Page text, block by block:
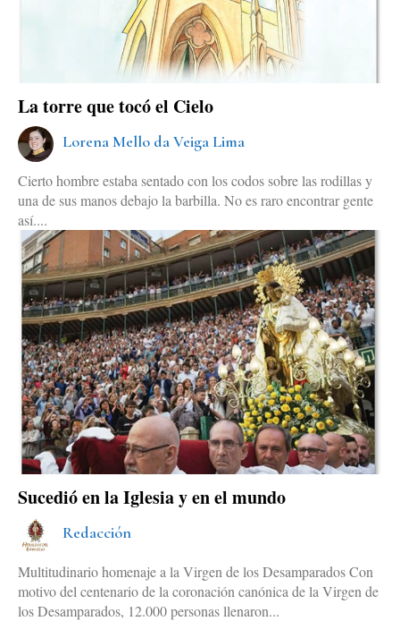
La torre que tocó el Cielo
Lorena Mello da Veiga Lima
Cierto hombre estaba sentado con los codos sobre las rodillas y
una de sus manos debajo la barbilla. No es raro encontrar gente
así....
Sucedió en la Iglesia y en el mundo
Redacción
Multitudinario homenaje a la Virgen de los Desamparados Con
motivo del centenario de la coronación canónica de la Virgen de
los Desamparados, 12.000 personas llenaron...